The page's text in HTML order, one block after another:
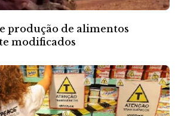
produção de alimentos
modificados